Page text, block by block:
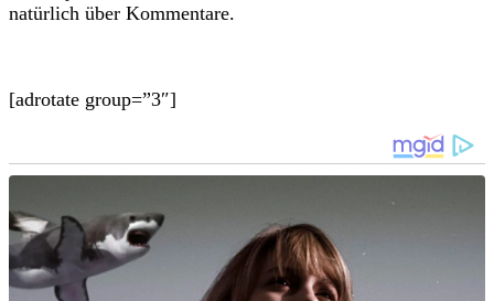
natürlich über Kommentare.
[adrotate group=”3″]